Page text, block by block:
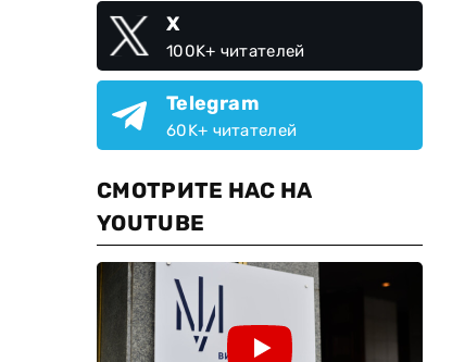
X
100K+ читателей
Telegram
60K+ читателей
СМОТРИТЕ НАС НА
YOUTUBE